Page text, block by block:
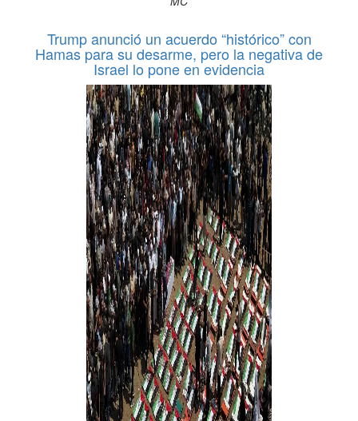
Trump anunció un acuerdo “histórico” con
Hamas para su desarme, pero la negativa de
Israel lo pone en evidencia